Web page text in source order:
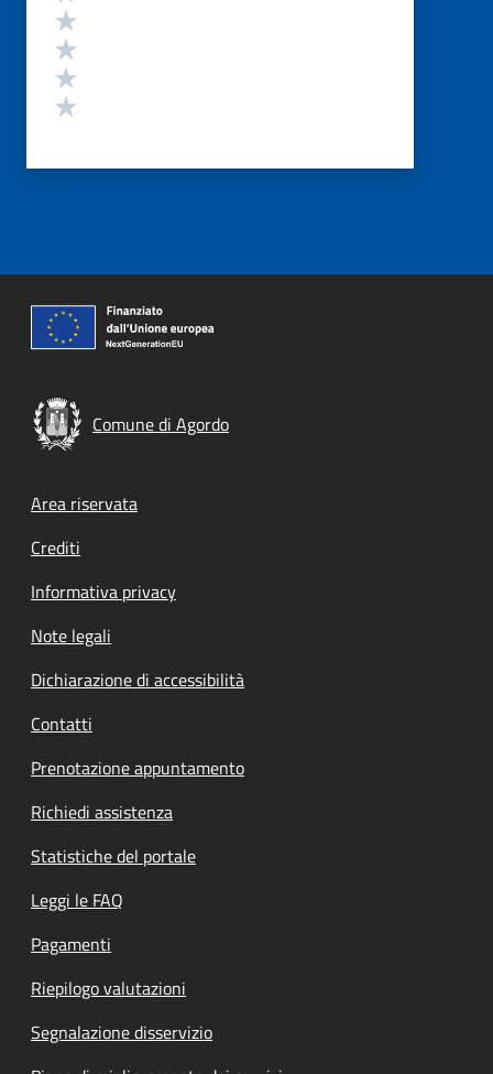
Comune di Agordo
Footer menu
Area riservata
Crediti
Informativa privacy
Note legali
Dichiarazione di accessibilità
Contatti
Prenotazione appuntamento
Richiedi assistenza
Statistiche del portale
Leggi le FAQ
Pagamenti
Riepilogo valutazioni
Segnalazione disservizio